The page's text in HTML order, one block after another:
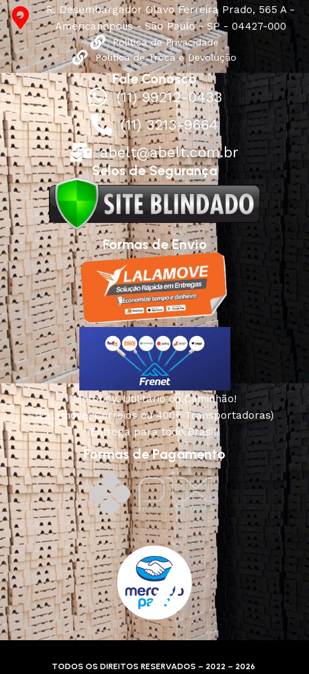
R. Desembargador Olavo Ferreira Prado, 565 A -
Americanópolis - São Paulo - SP - 04427-000
Política de Privacidade
Política de Troca e Devolução
Fale Conosco
(11) 99212-0433
(11) 3213-9664
abelt@abelt.com.br
Selos de Segurança
Formas de Envio
Motoboy, Utilitário ou Caminhão!
(Lalamove, Correios ou 400+ Transportadoras)
Entrega para todo Brasil!
Formas de Pagamento
TODOS OS DIREITOS RESERVADOS – 2022 – 2026